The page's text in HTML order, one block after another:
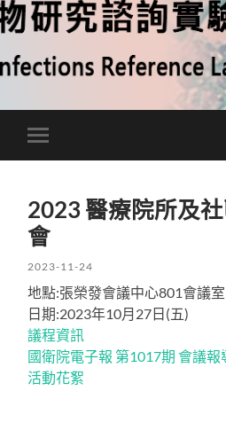
Toggle
mobile
2023 醫療院所及
會
2023-11-24
地點:張榮發會議中心801會議
日期:2023年10月27日(五)
議程資訊
國衛院電子報 第1017期 會議報
活動花絮